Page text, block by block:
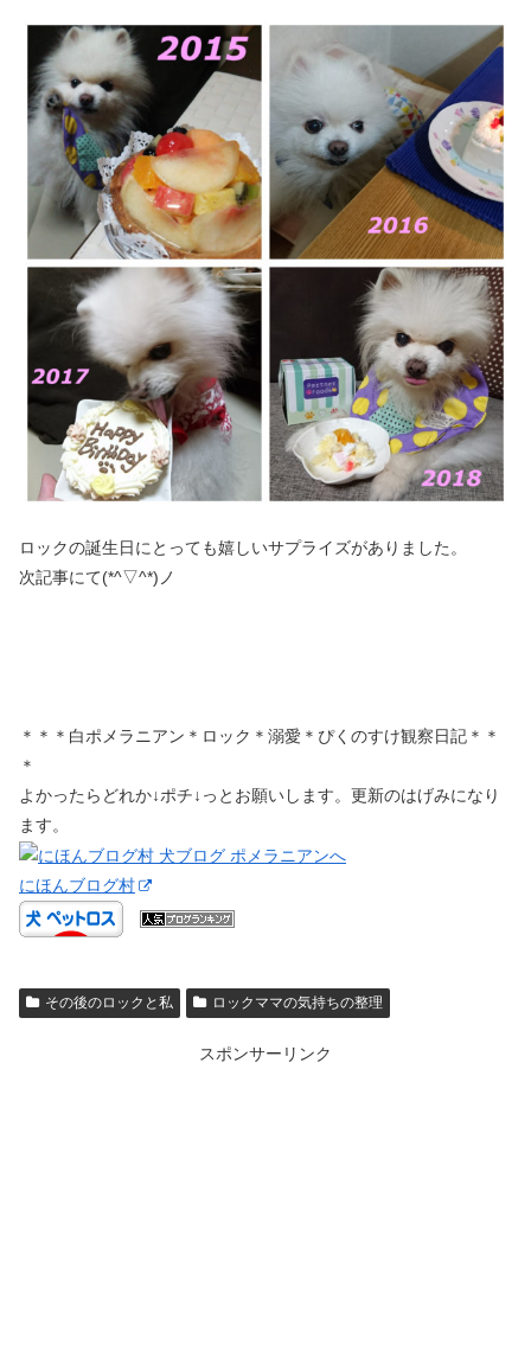
ロックの誕生日にとっても嬉しいサプライズがありました。
次記事にて(*^▽^*)ノ
＊＊＊白ポメラニアン＊ロック＊溺愛＊ぴくのすけ観察日記＊＊
＊
よかったらどれか↓ポチ↓っとお願いします。更新のはげみになり
ます。
にほんブログ村
その後のロックと私 ロックママの気持ちの整理
スポンサーリンク